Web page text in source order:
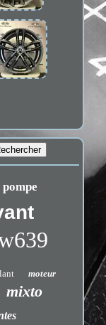
pompe
moteur
mixto